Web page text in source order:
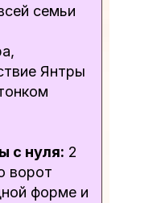
семьи
Янтры
с нуля: 2
ворот
форме и